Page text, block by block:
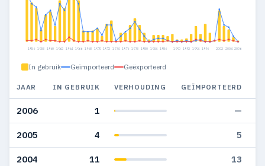
1956 1958 1960 1962 1964 1966 1968 1970 1972 1974 1976 1978 1980 1984 1986 1990 1992 1994 1996 2002 2004 2006
In gebruik Geïmporteerd Geëxporteerd
JAAR IN GEBRUIK VERHOUDING GEÏMPORTEERD
2006 1 —
2005 4 5
2004 11 13